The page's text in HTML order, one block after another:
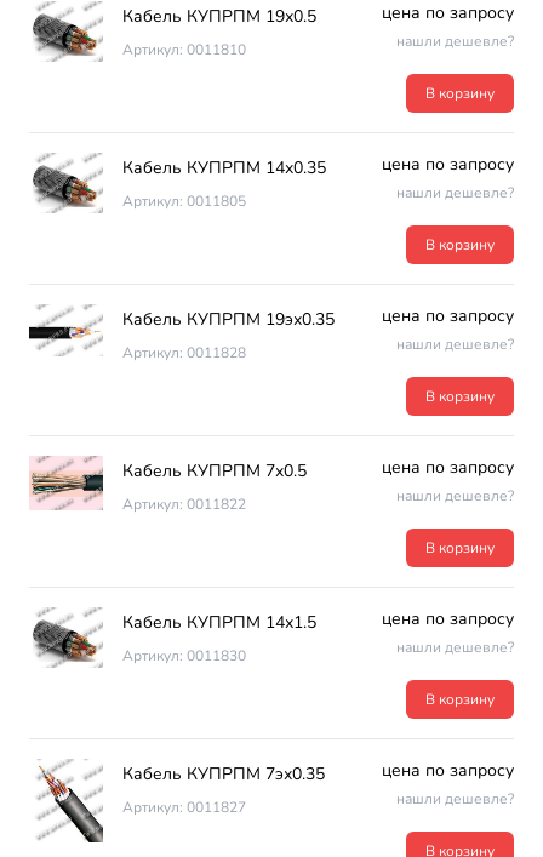
Кабель КУПРПМ 19х0.5
Артикул: 0011810
цена по запросу
нашли дешевле?
В корзину
Кабель КУПРПМ 14х0.35
Артикул: 0011805
цена по запросу
нашли дешевле?
В корзину
Кабель КУПРПМ 19эх0.35
Артикул: 0011828
цена по запросу
нашли дешевле?
В корзину
Кабель КУПРПМ 7х0.5
Артикул: 0011822
цена по запросу
нашли дешевле?
В корзину
Кабель КУПРПМ 14х1.5
Артикул: 0011830
цена по запросу
нашли дешевле?
В корзину
Кабель КУПРПМ 7эх0.35
Артикул: 0011827
цена по запросу
нашли дешевле?
В корзину